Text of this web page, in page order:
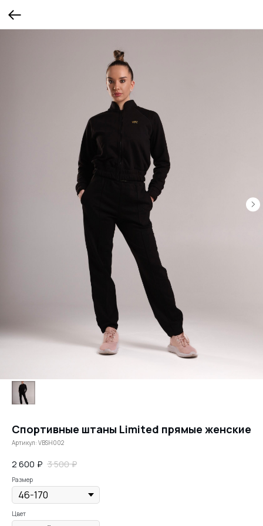
Спортивные штаны Limited прямые женские
Артикул: VBSH002
2 600 ₽ 3 500 ₽
Размер
Цвет